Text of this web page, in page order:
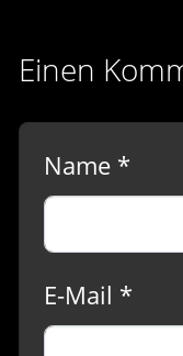
Einen
Name *
E-Mail *